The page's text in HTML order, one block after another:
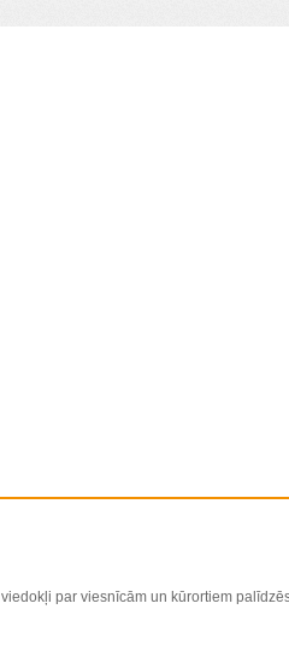
par viesnīcām un kūrortiem